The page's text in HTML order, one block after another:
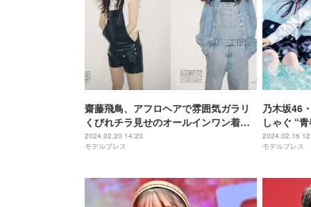
齋藤飛鳥、アフロヘアで雰囲気ガラリ
くびれチラ見せのオールインワン着こ
なす
2024.02.20 14:23
モデルプレス
乃木坂46
しゃぐ “
ト解禁＜
2024.02.16
モデルプレス